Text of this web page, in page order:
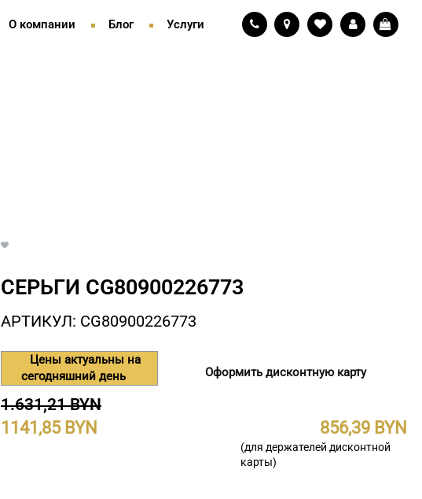
О компании Блог Услуги
СЕРЬГИ СG80900226773
АРТИКУЛ: СG80900226773
Цены актуальны на
сегодняшний день
Оформить дисконтную карту
1.631,21 BYN
1141,85 856,39
(для держателей дисконтной
карты)